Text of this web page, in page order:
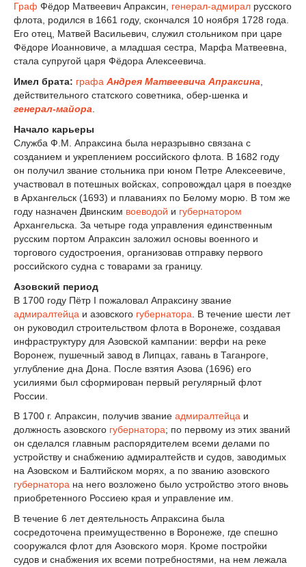
Граф Фёдор Матвеевич Апраксин, генерал-адмирал русского
флота, родился в 1661 году, скончался 10 ноября 1728 года.
Его отец, Матвей Васильевич, служил стольником при царе
Фёдоре Иоанновиче, а младшая сестра, Марфа Матвеевна,
стала супругой царя Фёдора Алексеевича.
Имел брата: графа Андрея Матвеевича Апраксина
действительного статского советника, обер-шенка и
генерал-майора
Начало карьеры
Служба Ф.М. Апраксина была неразрывно связана с
созданием и укреплением российского флота. В 1682 году
он получил звание стольника при юном Петре Алексеевиче,
участвовал в потешных войсках, сопровождал царя в поездке
в Архангельск (1693) и плаваниях по Белому морю. В том же
году назначен Двинским воеводой и губернатором
Архангельска. За четыре года управления единственным
русским портом Апраксин заложил основы военного и
торгового судостроения, организовав отправку первого
российского судна с товарами за границу.
Азовский период
В 1700 году Пётр I пожаловал Апраксину звание
адмиралтейца и азовского губернатора . В течение шести лет
он руководил строительством флота в Воронеже, создавая
инфраструктуру для Азовской кампании: верфи на реке
Воронеж, пушечный завод в Липцах, гавань в Таганроге,
углубление дна Дона. После взятия Азова (1696) его
усилиями был сформирован первый регулярный флот
России.
В 1700 г. Апраксин, получив звание адмиралтейца и
должность азовского губернатора; по первому из этих званий
он сделался главным распорядителем всеми делами по
устройству и снабжению адмиралтейств и судов, заводимых
на Азовском и Балтийском морях, а по званию азовского
губернатора на него возложено было устройство этого вновь
приобретенного Россиею края и управление им.
В течение 6 лет деятельность Апраксина была
сосредоточена преимущественно в Воронеже, где спешно
сооружался флот для Азовского моря. Кроме постройки
судов и снабжения их всеми потребностями, на нем лежала